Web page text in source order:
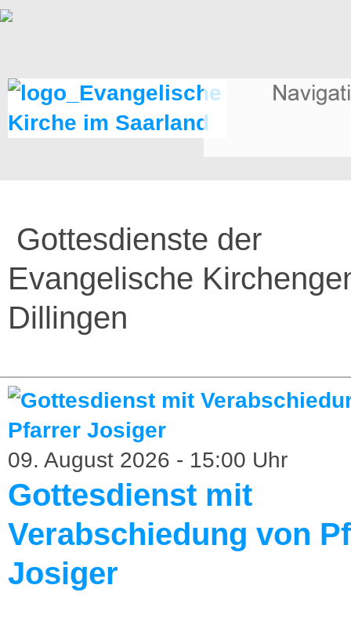
Gottesdienste der
Evangelische
Dillingen
09. August 2026 - 15:00 Uhr
Gottesdienst mit
Verabschiedung von
Josiger